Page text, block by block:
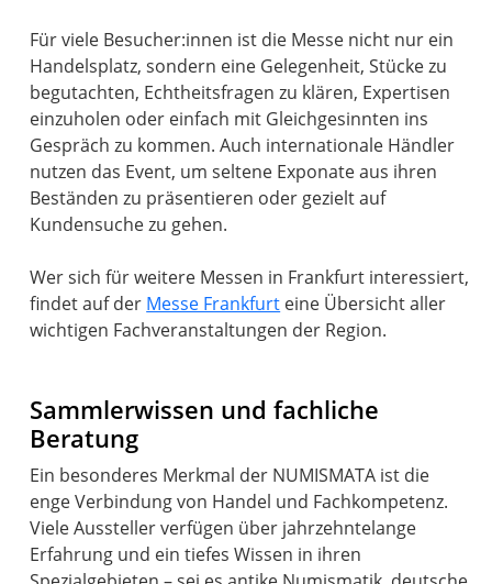
Für viele Besucher:innen ist die Messe nicht nur ein
Handelsplatz, sondern eine Gelegenheit, Stücke zu
begutachten, Echtheitsfragen zu klären, Expertisen
einzuholen oder einfach mit Gleichgesinnten ins
Gespräch zu kommen. Auch internationale Händler
nutzen das Event, um seltene Exponate aus ihren
Beständen zu präsentieren oder gezielt auf
Kundensuche zu gehen.
Wer sich für weitere Messen in Frankfurt interessiert,
findet auf der Messe Frankfurt eine Übersicht aller
wichtigen Fachveranstaltungen der Region.
Sammlerwissen und fachliche
Beratung
Ein besonderes Merkmal der NUMISMATA ist die
enge Verbindung von Handel und Fachkompetenz.
Viele Aussteller verfügen über jahrzehntelange
Erfahrung und ein tiefes Wissen in ihren